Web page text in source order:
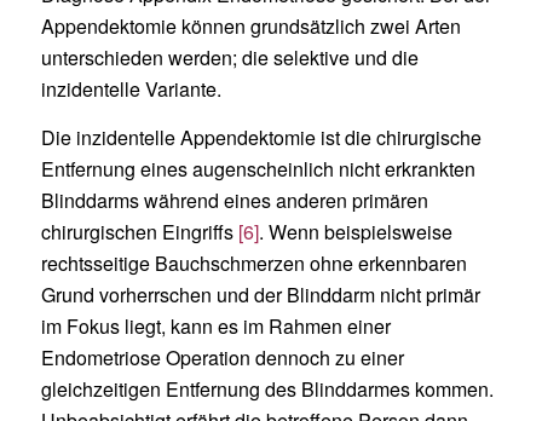
Appendektomie können grundsätzlich zwei Arten
unterschieden werden; die selektive und die
inzidentelle Variante.
Die inzidentelle Appendektomie ist die chirurgische
Entfernung eines augenscheinlich nicht erkrankten
Blinddarms während eines anderen primären
chirurgischen Eingriffs[6]. Wenn beispielsweise
rechtsseitige Bauchschmerzen ohne erkennbaren
Grund vorherrschen und der Blinddarm nicht primär
im Fokus liegt, kann es im Rahmen einer
Endometriose Operation dennoch zu einer
gleichzeitigen Entfernung des Blinddarmes kommen.